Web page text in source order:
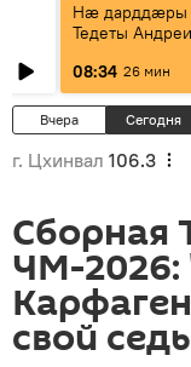
Нæ дарддæры
Тедеты
рубрикæ
хæст цыди"
08:34 26 мин
Вчера Сегодня
г. Цхинвал 106.3
Сборная
ЧМ-
свой